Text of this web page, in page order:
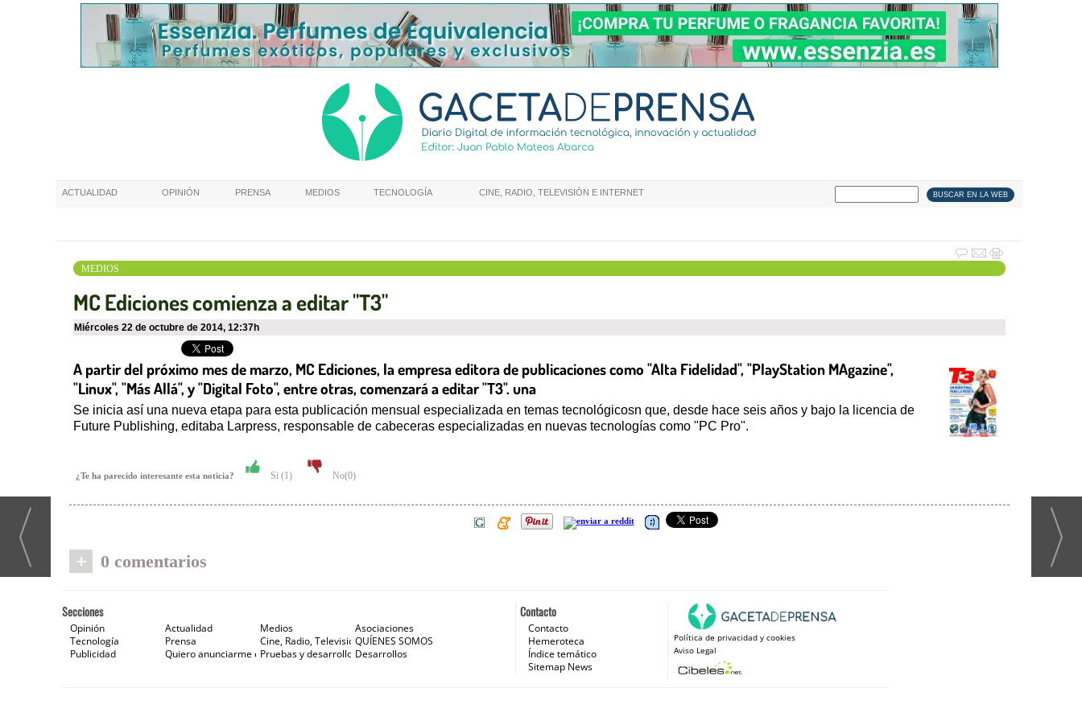
ACTUALIDAD OPINIÓN PRENSA MEDIOS TECNOLOGÍA CINE, RADIO, TELEVISIÓN E INTERNET
MEDIOS
MC Ediciones comienza a editar "T3"
miércoles 22 de octubre de 2014, 12:37h
A partir del próximo mes de marzo, MC Ediciones, la empresa editora de publicaciones como "Alta Fidelidad", "PlayStation MAgazine",
"Linux", "Más Allá", y "Digital Foto", entre otras, comenzará a editar "T3". una
Se inicia así una nueva etapa para esta publicación mensual especializada en temas tecnológicosn que, desde hace seis años y bajo la licencia de
Future Publishing, editaba Larpress, responsable de cabeceras especializadas en nuevas tecnologías como "PC Pro".
¿Te ha parecido interesante esta noticia? Si (1) No(0)
+ 0 comentarios
Contacto
Contacto
Hemeroteca
Índice temático
Sitemap News
Política de privacidad y cookies
Aviso Legal
Secciones
Opinión Actualidad Medios
Asociaciones
Tecnología
Prensa Cine, Radio, Televisión e Internet
QUÍENES SOMOS
Publicidad
Quiero anunciarme en Gaceta de Prensa
Pruebas y desarrollosDesarrollos